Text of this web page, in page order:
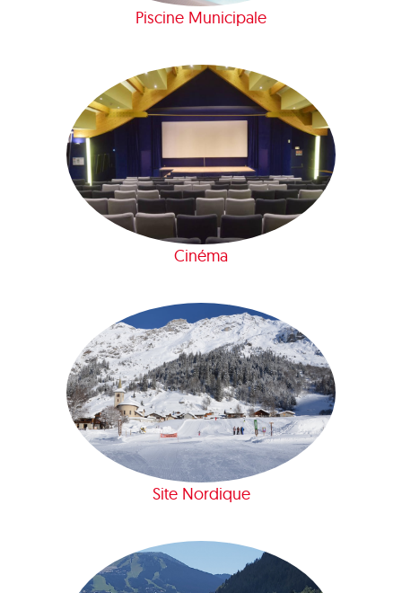
Piscine Municipale
Cinéma
Site Nordique